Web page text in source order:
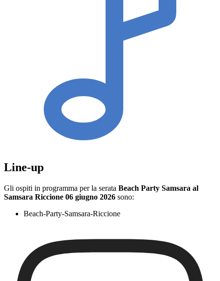
Line-up
Gli ospiti in programma per la serata Beach Party Samsara al
Samsara Riccione 06 giugno 2026 sono:
Beach-Party-Samsara-Riccione